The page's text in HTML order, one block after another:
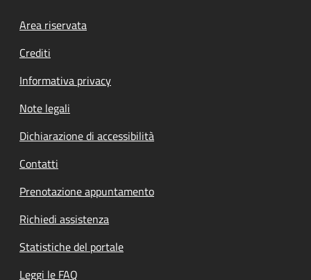
Footer menu
Area riservata
Crediti
Informativa privacy
Note legali
Dichiarazione di accessibilità
Contatti
Prenotazione appuntamento
Richiedi assistenza
Statistiche del portale
Leggi le FAQ